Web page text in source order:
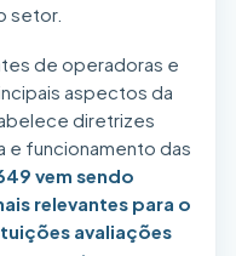
setor.
de operadoras e
aspectos da
diretrizes
e funcionamento das
vem sendo
relevantes para o
avaliações